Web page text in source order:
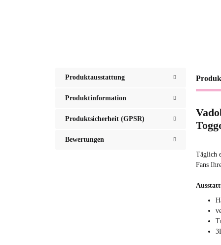
Produktausstattung
Produktinformation
Produktsicherheit (GPSR)
Bewertungen
Täglich
Fans